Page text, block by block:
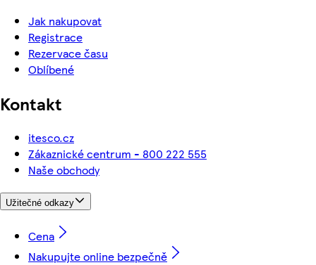
Jak nakupovat
Registrace
Rezervace času
Oblíbené
Kontakt
itesco.cz
Zákaznické centrum - 800 222 555
Naše obchody
Užitečné odkazy
Cena
Nakupujte online bezpečně